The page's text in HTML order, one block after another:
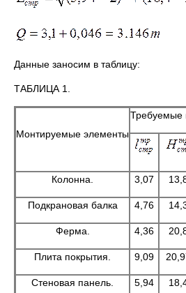
Данные заносим в таблицу:
ТАБЛИЦА 1.
Монтируемые элементы
Требуемые
Колонна. 3,07
Подкрановая балка 4,76
Ферма. 4,36
Плита покрытия. 9,09
Стеновая панель. 5,94